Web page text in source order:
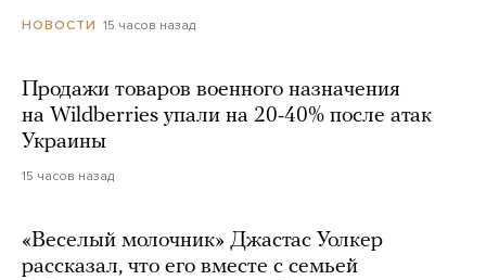
НОВОСТИ 15 часов назад
Продажи товаров военного назначения
на Wildberries упали на 20-40% после атак
Украины
15 часов назад
«Веселый молочник» Джастас Уолкер
рассказал, что его вместе с семьей